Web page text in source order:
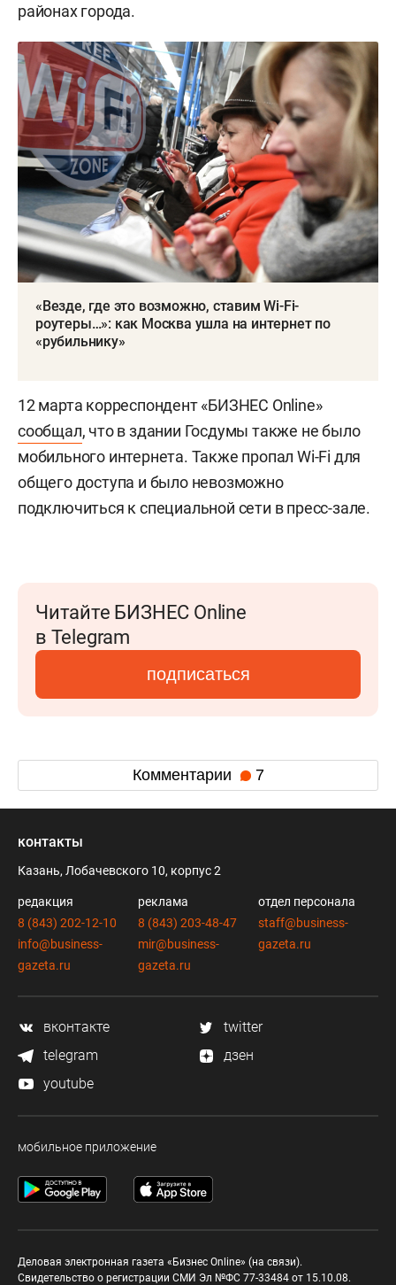
районах города.
«Везде, где это возможно, ставим Wi-Fi-
роутеры…»: как Москва ушла на интернет по
«рубильнику»
12 марта корреспондент «БИЗНЕС Online»
сообщал, что в здании Госдумы также не было
мобильного интернета. Также пропал Wi-Fi для
общего доступа и было невозможно
подключиться к специальной сети в пресс-зале.
Читайте БИЗНЕС Online
в Telegram
подписаться
Комментарии 7
контакты
Казань, Лобачевского 10, корпус 2
редакция
8 (843) 202-12-10
info@business-
gazeta.ru
реклама
8 (843) 203-48-47
mir@business-
gazeta.ru
отдел персонала
staff@business-
gazeta.ru
вконтакте
twitter
telegram
дзен
youtube
мобильное приложение
Деловая электронная газета «Бизнес Online» (на связи).
Свидетельство о регистрации СМИ Эл №ФС 77-33484 от 15.10.08.